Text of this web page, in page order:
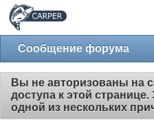
Сообщение форума
Вы не авторизованы на
доступа к этой
одной из нескольких